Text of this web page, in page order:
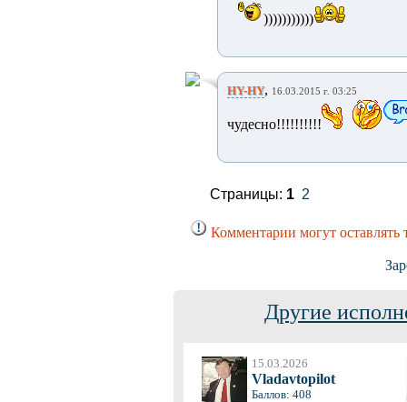
)))))))))))
HY-HY, 16.03.2015 г. 03:25
чудесно!!!!!!!!!!
Страницы: 1 2
Комментарии могут оставлять
Другие
15.03.2026
Vladavtopilot
Баллов: 408